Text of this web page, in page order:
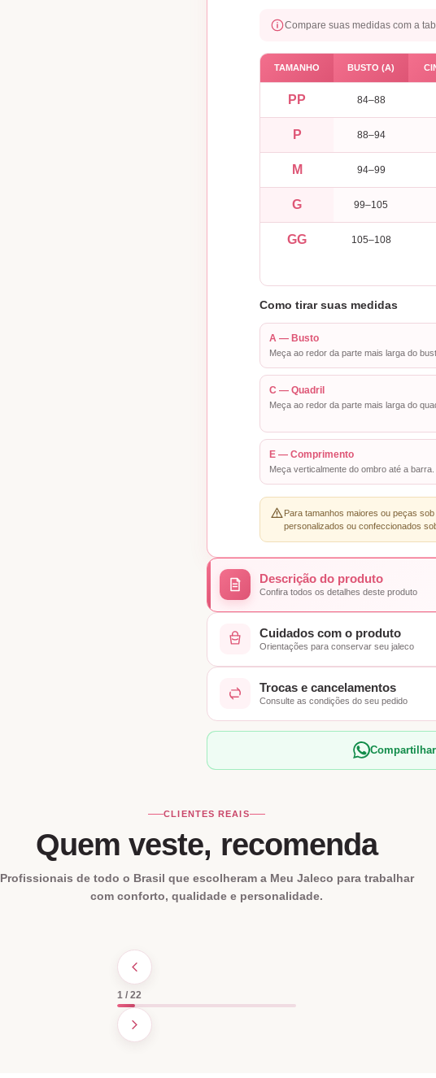
Compare suas medidas com a
TAMANHO BUSTO (A)
PP 84–88
P 88–94
M 94–99
G 99–105
GG 105–108
Como tirar suas medidas
A — Busto
Meça ao redor da parte mais larga do
C — Quadril
Meça ao redor da parte mais larga do
E — Comprimento
Meça verticalmente do ombro até a barra.
Para tamanhos maiores ou peças
personalizados ou confeccionados
Descrição do produto
Confira todos os detalhes deste produto
Cuidados com o produto
Orientações para conservar seu jaleco
Trocas e cancelamentos
Consulte as condições do seu pedido
CLIENTES REAIS
Quem veste, recomenda
Profissionais de todo o Brasil que escolheram a Meu Jaleco para trabalhar
com conforto, qualidade e personalidade.
1 / 22